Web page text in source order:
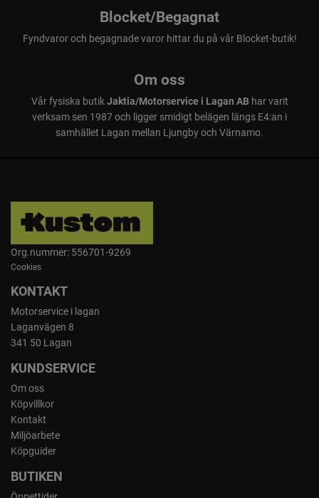
Blocket/Begagnat
Fyndvaror och begagnade varor hittar du på vår Blocket-butik!
Om oss
Vår fysiska butikJaktia/Motorservice i Lagan ABhar varit
verksam sen 1987 och ligger smidigt belägen längs E4:an i
samhället Lagan mellan Ljungby och Värnamo.
Org.nummer: 556701-9269
Cookies
KONTAKT
Motorservice i lagan
Laganvägen 8
341 50 Lagan
KUNDSERVICE
Om oss
Köpvillkor
Kontakt
Miljöarbete
Köpguider
BUTIKEN